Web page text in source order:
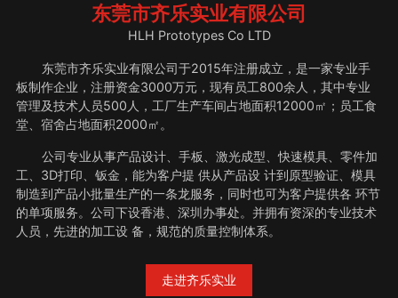
东莞市齐乐实业有限公司
HLH Prototypes Co LTD
东莞市齐乐实业有限公司于2015年注册成立，是一家专业手
板制作企业，注册资金3000万元，现有员工800余人，其中专业
管理及技术人员500人，工厂生产车间占地面积12000㎡；员工食
堂、宿舍占地面积2000㎡。
公司专业从事产品设计、手板、激光成型、快速模具、零件加
工、3D打印、钣金，能为客户提 供从产品设 计到原型验证、模具
制造到产品小批量生产的一条龙服务，同时也可为客户提供各 环节
的单项服务。公司下设香港、深圳办事处。并拥有资深的专业技术
人员，先进的加工设 备，规范的质量控制体系。
走进齐乐实业